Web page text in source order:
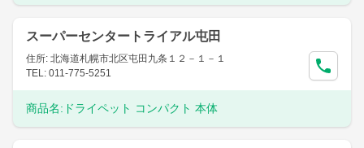
スーパーセンタートライアル屯田
住所: 北海道札幌市北区屯田九条１２－１－１
TEL: 011-775-5251
商品名: ドライペット コンパクト 本体